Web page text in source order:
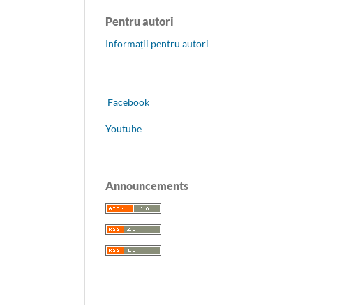
Pentru autori
Informații pentru autori
Facebook
Youtube
Announcements